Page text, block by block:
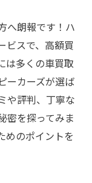
へ朗報です！ハ
ビスで、高額買
は多くの車買取
ーカーズが選ば
や評判、丁寧な
密を探ってみま
めのポイントを